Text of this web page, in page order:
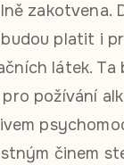
zakotvena.
platit i
látek. Ta
požívání
činem